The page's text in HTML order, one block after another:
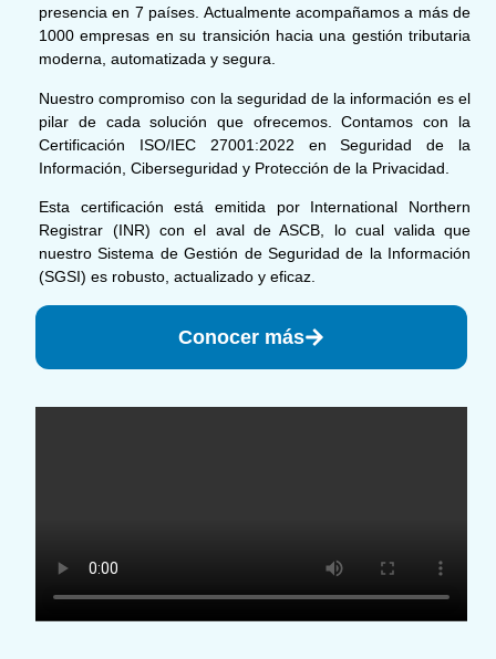
presencia en 7 países. Actualmente acompañamos a más de
1000 empresas en su transición hacia una gestión tributaria
moderna, automatizada y segura.
Nuestro compromiso con la seguridad de la información es el
pilar de cada solución que ofrecemos. Contamos con la
Certificación ISO/IEC 27001:2022 en Seguridad de la
Información, Ciberseguridad y Protección de la Privacidad.
Esta certificación está emitida por International Northern
Registrar (INR) con el aval de ASCB, lo cual valida que
nuestro Sistema de Gestión de Seguridad de la Información
(SGSI) es robusto, actualizado y eficaz.
Conocer más